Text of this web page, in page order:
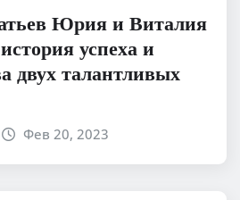
Юрия и Виталия
успеха и
двух талантливых
Фев 20, 2023